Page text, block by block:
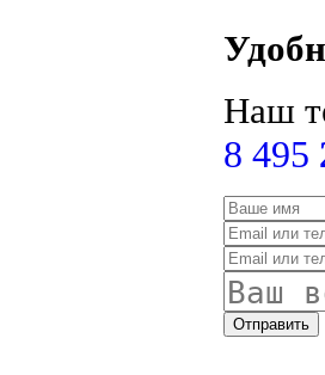
Наш
8 495